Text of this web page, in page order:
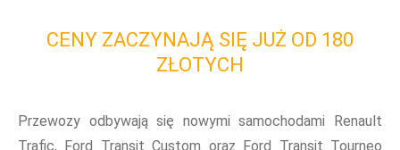
CENY ZACZYNAJĄ SIĘ JUŻ OD 180
ZŁOTYCH
Przewozy odbywają się nowymi samochodami Renault
Trafic, Ford Transit Custom oraz Ford Transit Tourneo